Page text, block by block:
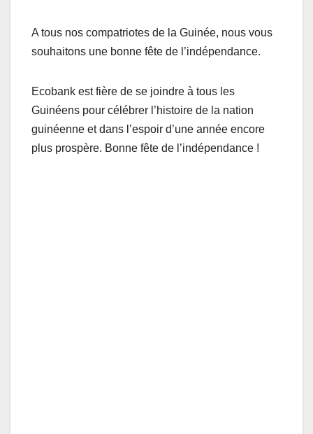
A tous nos compatriotes de la Guinée, nous vous
souhaitons une bonne fête de l’indépendance.
Ecobank est fière de se joindre à tous les
Guinéens pour célébrer l’histoire de la nation
guinéenne et dans l’espoir d’une année encore
plus prospère. Bonne fête de l’indépendance !